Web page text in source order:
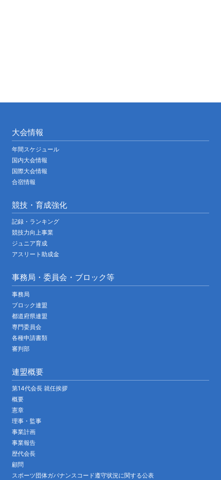
大会情報
年間スケジュール
国内大会情報
国際大会情報
合宿情報
競技・育成強化
記録・ランキング
競技力向上事業
ジュニア育成
アスリート助成金
事務局・委員会・ブロック等
事務局
ブロック連盟
都道府県連盟
専門委員会
各種申請書類
審判部
連盟概要
第14代会長 就任挨拶
概要
憲章
理事・監事
事業計画
事業報告
歴代会長
顧問
スポーツ団体ガバナンスコード遵守状況に関する公表